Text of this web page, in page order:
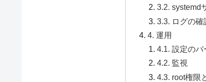
3.2. systemd
3.3. ログの確
4. 運用
4.1. 設定の
4.2. 監視
4.3. root権限